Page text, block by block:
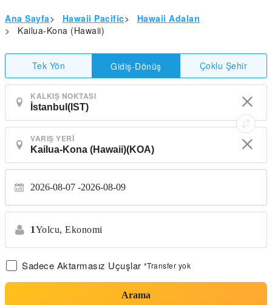
Ana Sayfa> Hawaii Pacific>
Hawaii Adaları
>
Kailua-Kona (Hawaii)
Tek Yön Gidiş-Dönüş Çoklu Şehir
KALKIŞ NOKTASI
VARIŞ YERI
2026-08-07 2026-08-09
1Yolcu, Ekonomi
Sadece Aktarmasız Uçuşlar *Transfer yok
Arama